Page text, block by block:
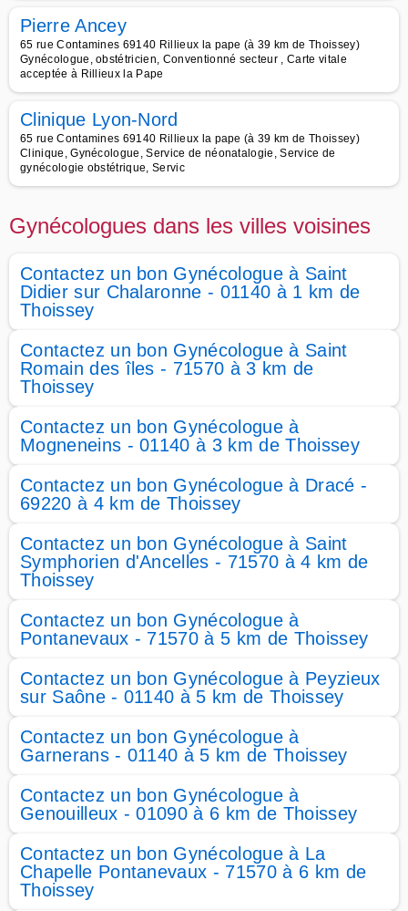
Pierre Ancey
65 rue Contamines 69140 Rillieux la pape (à 39 km de Thoissey)
Gynécologue, obstétricien, Conventionné secteur , Carte vitale
acceptée à Rillieux la Pape
Clinique Lyon-Nord
65 rue Contamines 69140 Rillieux la pape (à 39 km de Thoissey)
Clinique, Gynécologue, Service de néonatalogie, Service de
gynécologie obstétrique, Servic
Gynécologues dans les villes voisines
Contactez un bon Gynécologue à Saint
Didier sur Chalaronne - 01140 à 1 km de
Thoissey
Contactez un bon Gynécologue à Saint
Romain des îles - 71570 à 3 km de
Thoissey
Contactez un bon Gynécologue à
Mogneneins - 01140 à 3 km de Thoissey
Contactez un bon Gynécologue à Dracé -
69220 à 4 km de Thoissey
Contactez un bon Gynécologue à Saint
Symphorien d'Ancelles - 71570 à 4 km de
Thoissey
Contactez un bon Gynécologue à
Pontanevaux - 71570 à 5 km de Thoissey
Contactez un bon Gynécologue à Peyzieux
sur Saône - 01140 à 5 km de Thoissey
Contactez un bon Gynécologue à
Garnerans - 01140 à 5 km de Thoissey
Contactez un bon Gynécologue à
Genouilleux - 01090 à 6 km de Thoissey
Contactez un bon Gynécologue à La
Chapelle Pontanevaux - 71570 à 6 km de
Thoissey